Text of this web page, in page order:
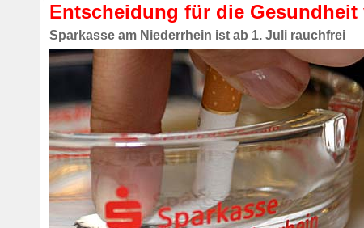
Entscheidung für die
Sparkasse am Niederrhein ist ab 1. Juli rauchfrei